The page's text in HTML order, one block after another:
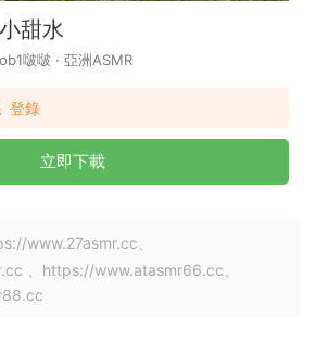
甜水
啵啵 · 亞洲ASMR
登錄
立即下載
www.27asmr.cc、
、https://www.atasmr66.cc、